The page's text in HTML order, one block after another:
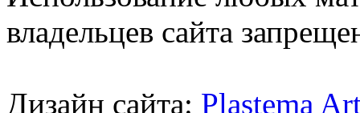
владельцев сайта
Дизайн сайта: Plastema